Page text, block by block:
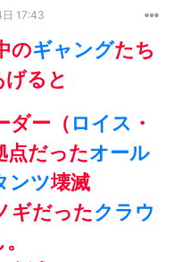
17:43
のギャングたち
ると
ダー（ ロイス ・
点だったオール
ンツ壊滅
ギだったクラウ